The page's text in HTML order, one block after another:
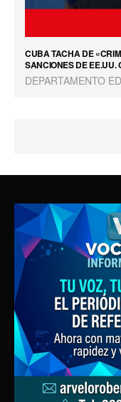
CUBA TACHA DE
SANCIONES DE EE.UU.
DEPARTAMENTO